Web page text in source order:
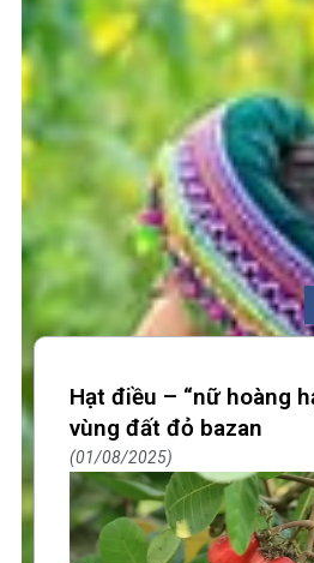
Hạt điều – “nữ hoàng
vùng đất đỏ bazan
01/08/2025